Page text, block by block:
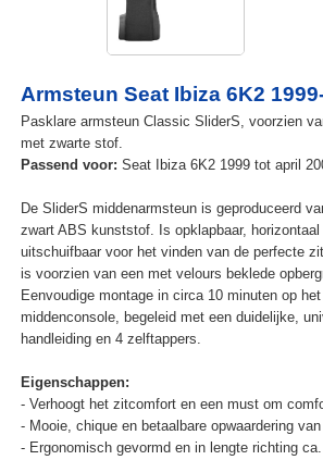
Armsteun Seat Ibiza 6K2
Pasklare armsteun Classic SliderS, voorzien
met zwarte stof.
Passend voor: Seat Ibiza 6K2 1999 tot april
De SliderS middenarmsteun is geproduceerd
zwart ABS kunststof. Is opklapbaar,
uitschuifbaar voor het vinden van de perfecte
is voorzien van een met velours beklede
Eenvoudige montage in circa 10 minuten op
middenconsole, begeleid met een duidelijke,
handleiding en 4 zelftappers.
Eigenschappen:
- Verhoogt het zitcomfort en een must om
- Mooie, chique en betaalbare opwaardering
- Ergonomisch gevormd en in lengte richting